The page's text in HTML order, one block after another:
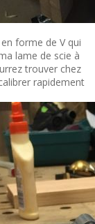
forme de V qui
lame de scie à
trouver chez
rapidement